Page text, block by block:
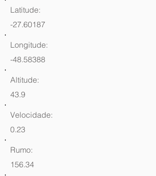
Latitude:
-27.60187
Longitude:
-48.58388
Altitude:
43.9
Velocidade:
0.23
Rumo:
156.34